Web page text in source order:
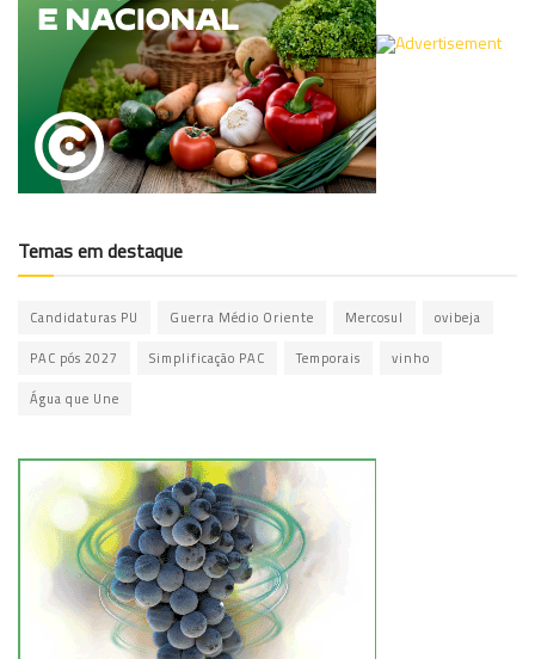
Temas em destaque
Candidaturas PU Guerra Médio Oriente Mercosul ovibeja
PAC pós 2027 Simplificação PAC Temporais vinho
Água que Une